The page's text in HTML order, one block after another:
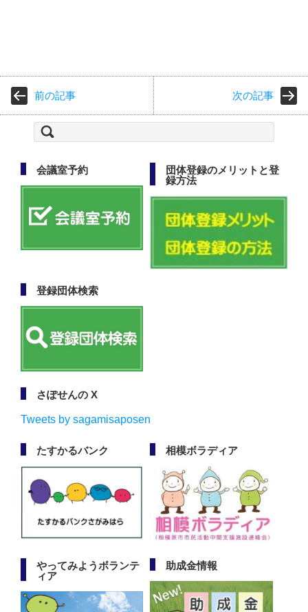
前の記事 次の記事
検
索:
会議室予約
団体登録のメリットと登
録方法
登録団体検索
さぽせんの X
Tweets by sagamisaposen
たすかるバンク 相模ボラディア
やってみようボランテ
ィア
助成金情報